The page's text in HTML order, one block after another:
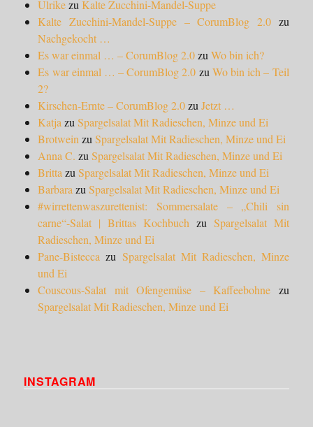
UlrikezuKalte Zucchini-Mandel-Suppe
Kalte Zucchini-Mandel-Suppe – CorumBlog 2.0zu
Nachgekocht …
Es war einmal … – CorumBlog 2.0zuWo bin ich?
Es war einmal … – CorumBlog 2.0 zu Wo bin ich – Teil
2?
Kirschen-Ernte – CorumBlog 2.0zuJetzt …
Katja zuSpargelsalat Mit Radieschen, Minze und Ei
Brotwein zuSpargelsalat Mit Radieschen, Minze und Ei
Anna C. zuSpargelsalat Mit Radieschen, Minze und Ei
Britta zuSpargelsalat Mit Radieschen, Minze und Ei
Barbara zuSpargelsalat Mit Radieschen, Minze und Ei
#wirrettenwaszurettenist: Sommersalate – „Chili sin
carne“-Salat | Brittas Kochbuch zu Spargelsalat Mit
Radieschen, Minze und Ei
Pane-Bistecca zu Spargelsalat Mit Radieschen, Minze
und Ei
Couscous-Salat mit Ofengemüse – Kaffeebohne zu
Spargelsalat Mit Radieschen, Minze und Ei
INSTAGRAM